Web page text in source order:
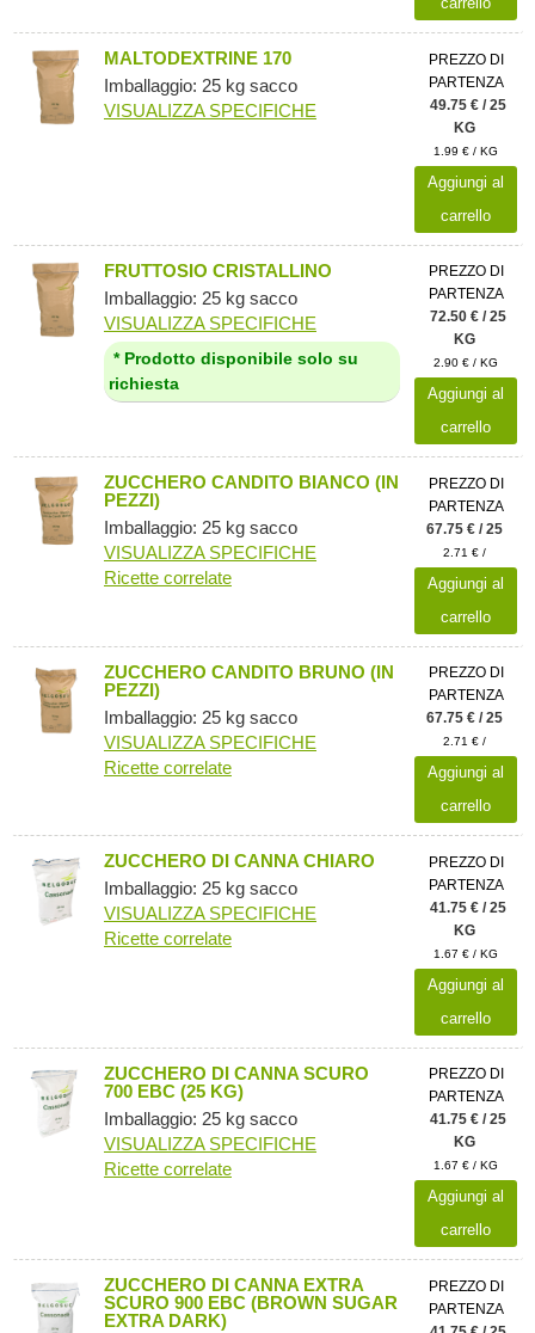
MALTODEXTRINE 170
Imballaggio: 25 kg sacco
VISUALIZZA SPECIFICHE
PREZZO DI
PARTENZA
49.75 € / 25
KG
1.99 € / KG
Aggiungi al
carrello
FRUTTOSIO CRISTALLINO
Imballaggio: 25 kg sacco
VISUALIZZA SPECIFICHE
* Prodotto disponibile solo su
richiesta
PREZZO DI
PARTENZA
72.50 € / 25
KG
2.90 € / KG
Aggiungi al
carrello
ZUCCHERO CANDITO BIANCO (IN
PEZZI)
Imballaggio: 25 kg sacco
VISUALIZZA SPECIFICHE
Ricette correlate
PREZZO DI
PARTENZA
67.75 € / 25
2.71 € /
Aggiungi al
carrello
ZUCCHERO CANDITO BRUNO (IN
PEZZI)
Imballaggio: 25 kg sacco
VISUALIZZA SPECIFICHE
Ricette correlate
PREZZO DI
PARTENZA
67.75 € / 25
2.71 € /
Aggiungi al
carrello
ZUCCHERO DI CANNA CHIARO
Imballaggio: 25 kg sacco
VISUALIZZA SPECIFICHE
Ricette correlate
PREZZO DI
PARTENZA
41.75 € / 25
KG
1.67 € / KG
Aggiungi al
carrello
ZUCCHERO DI CANNA SCURO
700 EBC (25 KG)
Imballaggio: 25 kg sacco
VISUALIZZA SPECIFICHE
Ricette correlate
PREZZO DI
PARTENZA
41.75 € / 25
KG
1.67 € / KG
Aggiungi al
carrello
ZUCCHERO DI CANNA EXTRA
SCURO 900 EBC (BROWN SUGAR
EXTRA DARK)
PREZZO DI
PARTENZA